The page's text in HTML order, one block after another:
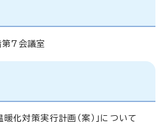
7会議室
化対策実行計画（案）」について